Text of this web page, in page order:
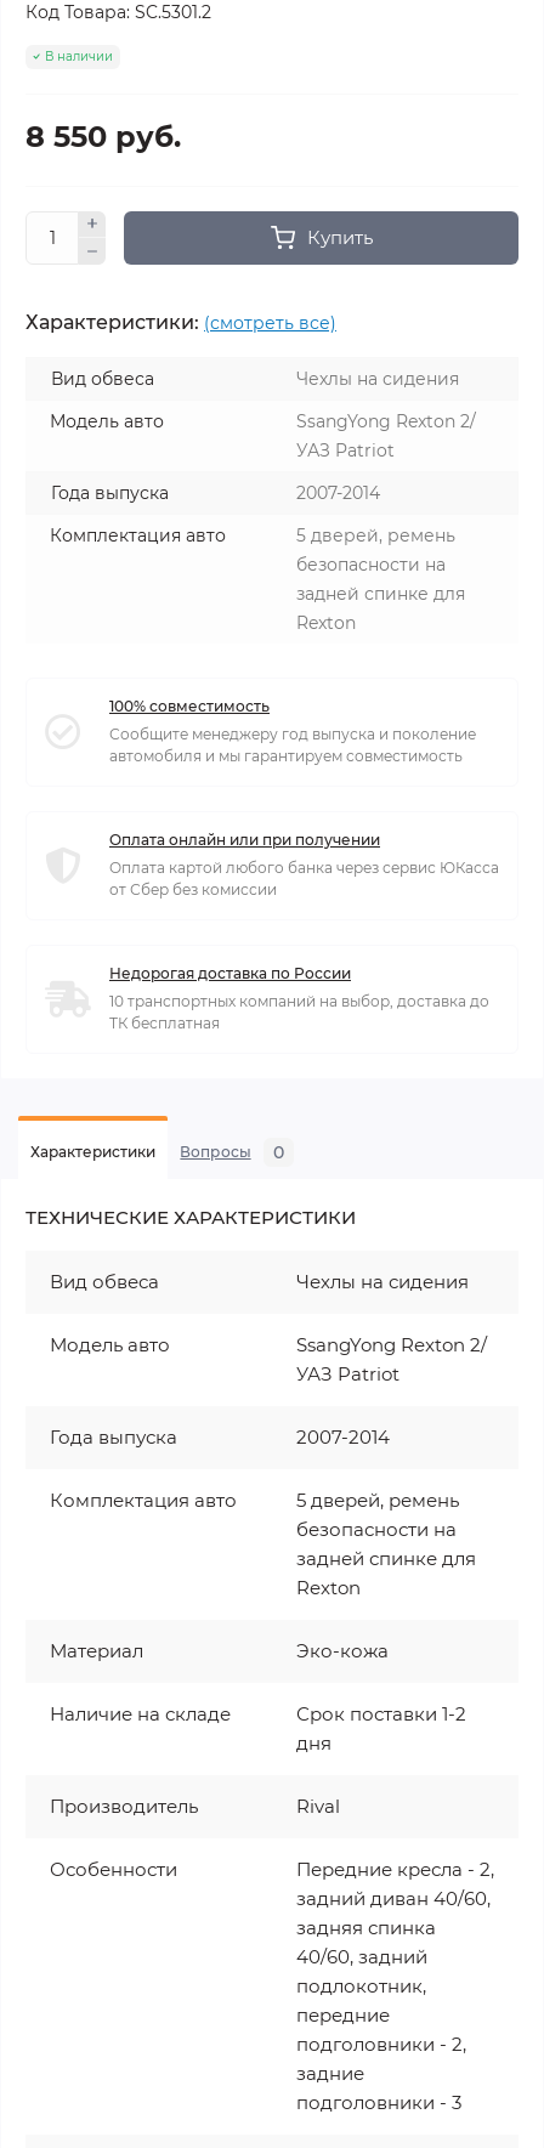
Код Товара: SC.5301.2
В наличии
8 550 руб.
Купить
Характеристики: (смотреть все)
Вид обвеса
Чехлы на сидения
Модель авто
SsangYong Rexton 2/
УАЗ Patriot
Года выпуска
2007-2014
Комплектация авто
5 дверей, ремень
безопасности на
задней спинке для
Rexton
100% совместимость
Сообщите менеджеру год выпуска и поколение
автомобиля и мы гарантируем совместимость
Оплата онлайн или при получении
Оплата картой любого банка через сервис ЮКасса
от Сбер без комиссии
Недорогая доставка по России
10 транспортных компаний на выбор, доставка до
ТК бесплатная
Характеристики Вопросы 0
ТЕХНИЧЕСКИЕ ХАРАКТЕРИСТИКИ
Вид обвеса Чехлы на сидения
Модель авто
SsangYong Rexton 2/
УАЗ Patriot
Года выпуска 2007-2014
Комплектация авто
5 дверей, ремень
безопасности на
задней спинке для
Rexton
Материал Эко-кожа
Наличие на складе
Срок поставки 1-2
дня
Производитель Rival
Особенности
Передние кресла - 2,
задний диван 40/60,
задняя спинка
40/60, задний
подлокотник,
передние
подголовники - 2,
задние
подголовники - 3